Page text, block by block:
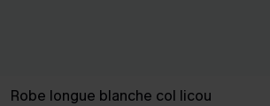
Robe longue blanche col licou